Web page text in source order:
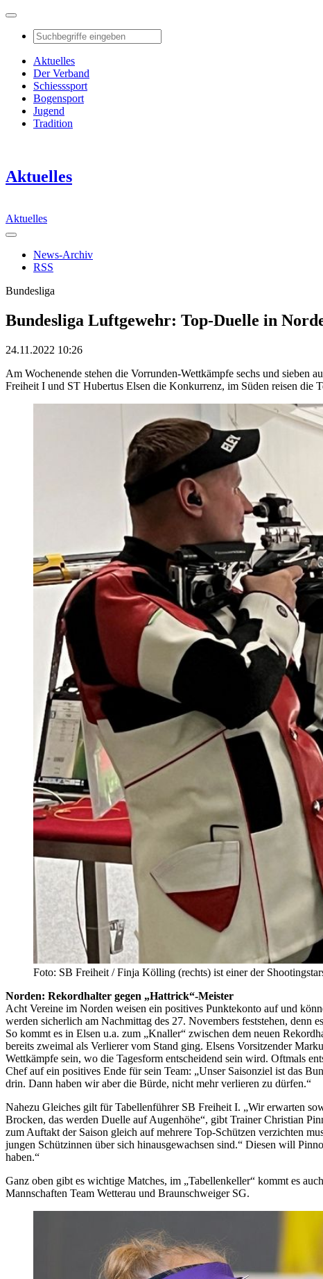
Aktuelles
Der Verband
Schiesssport
Bogensport
Jugend
Tradition
Aktuelles
Aktuelles
News-Archiv
RSS
Bundesliga
Bundesliga Luftgewehr: Top-Duelle in
24.11.2022 10:26
Am Wochenende stehen die Vorrunden-Wettkämpfe sechs und sieben
Freiheit I und ST Hubertus Elsen die Konkurrenz, im Süden reisen die
Foto: SB Freiheit / Finja Kölling (rechts) ist einer der
Norden: Rekordhalter gegen „Hattrick“-Meister
Acht Vereine im Norden weisen ein positives Punktekonto auf und
werden sicherlich am Nachmittag des 27. Novembers feststehen, denn
So kommt es in Elsen u.a. zum „Knaller“ zwischen dem neuen
bereits zweimal als Verlierer vom Stand ging. Elsens Vorsitzender
Wettkämpfe sein, wo die Tagesform entscheidend sein wird. Oftmals
Chef auf ein positives Ende für sein Team: „Unser Saisonziel ist das
drin. Dann haben wir aber die Bürde, nicht mehr verlieren zu dürfen.“
Nahezu Gleiches gilt für Tabellenführer SB Freiheit I. „Wir erwarten
Brocken, das werden Duelle auf Augenhöhe“, gibt Trainer Christian
zum Auftakt der Saison gleich auf mehrere Top-Schützen verzichten
jungen Schützinnen über sich hinausgewachsen sind.“ Diesen will
haben.“
Ganz oben gibt es wichtige Matches, im „Tabellenkeller“ kommt es
Mannschaften Team Wetterau und Braunschweiger SG.